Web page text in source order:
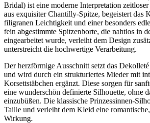
Bridal) ist eine moderne Interpretation
aus exquisiter Chantilly-Spitze, begeistert das
filigranen Leichtigkeit und einer besonders
fein abgestimmte Spitzenborte, die nahtlos in
eingearbeitet wurde, verleiht dem Design
unterstreicht die hochwertige Verarbeitung.
Der herzförmige Ausschnitt setzt das
und wird durch ein strukturiertes Mieder mit
Korsettstäbchen ergänzt. Diese sorgen für
eine wunderschön definierte Silhouette, ohne
einzubüßen. Die klassische Prinzessinnen-
Taille und verleiht dem Kleid eine
Wirkung.